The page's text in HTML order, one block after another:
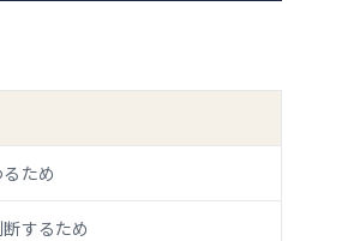
ため
するため